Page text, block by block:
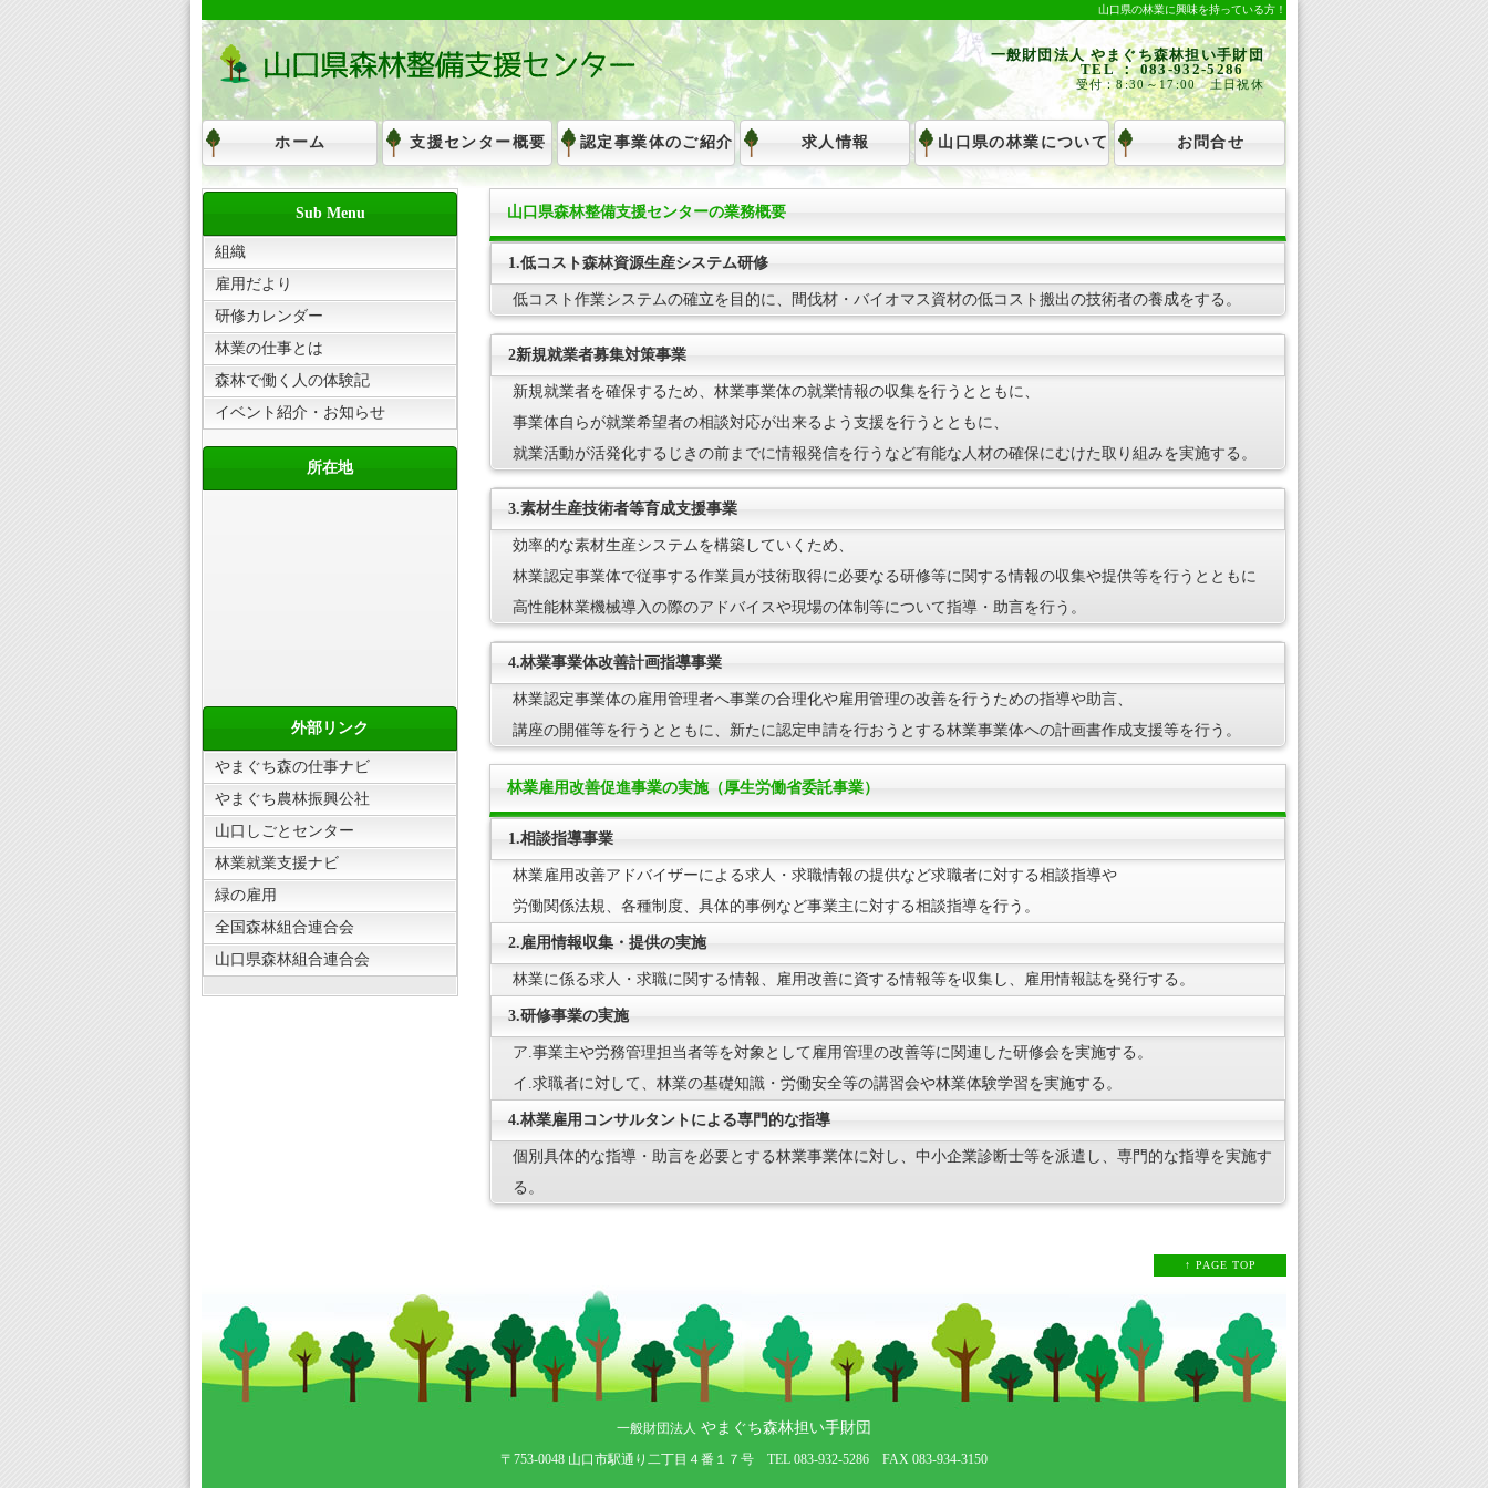
山口県の林業に興味を持っている方！
一般財団法人 やまぐち森林担い手財団
TEL ： 083-932-5286
受付：8:30～17:00 土日祝休
ホーム 支援センター概要 認定事業体のご紹介 求人情報 山口県の林業について お問合せ
山口県森林整備支援センターの業務概要
1.低コスト森林資源生産システム研修
低コスト作業システムの確立を目的に、間伐材・バイオマス資材の低コスト搬出の技術者の養成をする。
2新規就業者募集対策事業
新規就業者を確保するため、林業事業体の就業情報の収集を行うとともに、
事業体自らが就業希望者の相談対応が出来るよう支援を行うとともに、
就業活動が活発化するじきの前までに情報発信を行うなど有能な人材の確保にむけた取り組みを実施する。
3.素材生産技術者等育成支援事業
効率的な素材生産システムを構築していくため、
林業認定事業体で従事する作業員が技術取得に必要なる研修等に関する情報の収集や提供等を行うとともに
高性能林業機械導入の際のアドバイスや現場の体制等について指導・助言を行う。
4.林業事業体改善計画指導事業
林業認定事業体の雇用管理者へ事業の合理化や雇用管理の改善を行うための指導や助言、
講座の開催等を行うとともに、新たに認定申請を行おうとする林業事業体への計画書作成支援等を行う。
林業雇用改善促進事業の実施（厚生労働省委託事業）
1.相談指導事業
林業雇用改善アドバイザーによる求人・求職情報の提供など求職者に対する相談指導や
労働関係法規、各種制度、具体的事例など事業主に対する相談指導を行う。
2.雇用情報収集・提供の実施
林業に係る求人・求職に関する情報、雇用改善に資する情報等を収集し、雇用情報誌を発行する。
3.研修事業の実施
ア.事業主や労務管理担当者等を対象として雇用管理の改善等に関連した研修会を実施する。
イ.求職者に対して、林業の基礎知識・労働安全等の講習会や林業体験学習を実施する。
4.林業雇用コンサルタントによる専門的な指導
個別具体的な指導・助言を必要とする林業事業体に対し、中小企業診断士等を派遣し、専門的な指導を実施す
る。
Sub Menu
組織
雇用だより
研修カレンダー
林業の仕事とは
森林で働く人の体験記
イベント紹介・お知らせ
所在地
外部リンク
やまぐち森の仕事ナビ
やまぐち農林振興公社
山口しごとセンター
林業就業支援ナビ
緑の雇用
全国森林組合連合会
山口県森林組合連合会
↑ PAGE TOP
一般財団法人 やまぐち森林担い手財団
〒753-0048 山口市駅通り二丁目４番１７号 TEL 083-932-5286 FAX 083-934-3150